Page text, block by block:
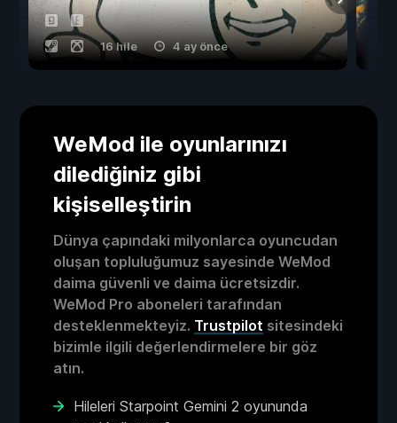
16 hile 4 ay önce
WeMod ile oyunlarınızı
dilediğiniz gibi
kişiselleştirin
Dünya çapındaki milyonlarca oyuncudan
oluşan topluluğumuz sayesinde WeMod
daima güvenli ve daima ücretsizdir.
WeMod Pro aboneleri tarafından
desteklenmekteyiz. Trustpilot sitesindeki
bizimle ilgili değerlendirmelere bir göz
atın.
Hileleri Starpoint Gemini 2 oyununda